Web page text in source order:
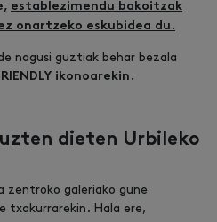
establezimendu bakoitzak
onartzeko eskubidea du.
nagusi guztiak behar bezala
ikonoarekin.
dieten Urbileko
zentroko galeriako gune
txakurrarekin. Hala ere,